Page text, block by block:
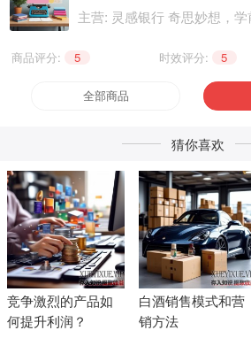
主营: 灵感银行 奇思妙想，学前启蒙 激发潜能，基
个性生活，健康养生 精神文化
商品评分: 5 时效评分: 5
全部商品
猜你喜欢
竞争激烈的产品如
何提升利润？
白酒销售模式和营
销方法